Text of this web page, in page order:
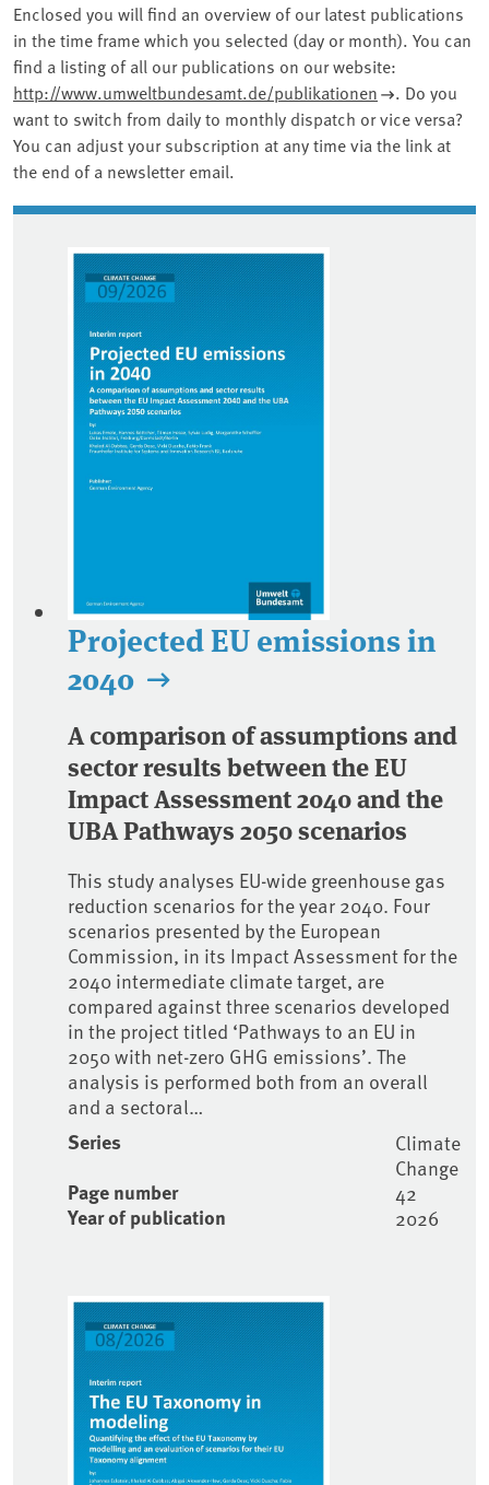
Enclosed you will find an overview of our latest publications
in the time frame which you selected (day or month). You can
find a listing of all our publications on our website:
http://www.umweltbundesamt.de/publikationen
. Do you
want to switch from daily to monthly dispatch or vice versa?
You can adjust your subscription at any time via the link at
the end of a newsletter email.
Projected EU emissions in
2040
A comparison of assumptions and
sector results between the EU
Impact Assessment 2040 and the
UBA Pathways 2050 scenarios
This study analyses EU-wide greenhouse gas
reduction scenarios for the year 2040. Four
scenarios presented by the European
Commission, in its Impact Assessment for the
2040 intermediate climate target, are
compared against three scenarios developed
in the project titled ‘Pathways to an EU in
2050 with net-zero GHG emissions’. The
analysis is performed both from an overall
and a sectoral…
Series
Climate
Change
Page number 42
Year of publication 2026